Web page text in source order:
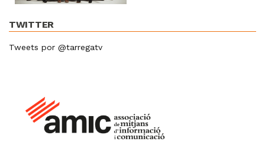
TWITTER
Tweets por @tarregatv